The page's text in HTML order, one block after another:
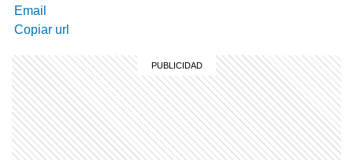
Email
Copiar url